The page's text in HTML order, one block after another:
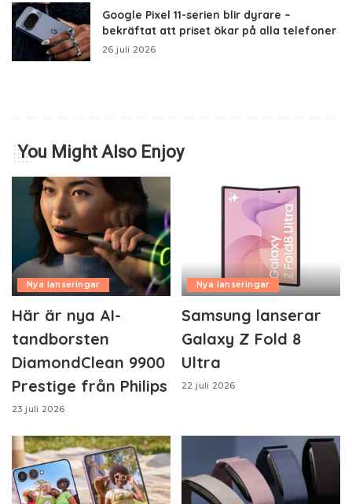
Google Pixel 11-serien blir dyrare –
bekräftat att priset ökar på alla telefoner
26 juli 2026
You Might Also Enjoy
Nya lanseringar
Här är nya AI-
tandborsten
DiamondClean 9900
Prestige från Philips
23 juli 2026
Nya lanseringar
Samsung lanserar
Galaxy Z Fold 8
Ultra
22 juli 2026